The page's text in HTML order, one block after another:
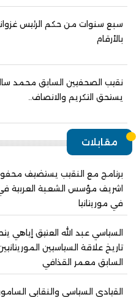
سبع سنوات من حكم الرئيس
بالأرقام
نقيب الصحفيين السابق محمد
يستحق التكريم والانصاف..
مقابلات
برنامج مع النقيب يستضيف
اشريف مؤسس الشعبة العربية
في موريتانيا
السياسي عبد الله العتيق إياهي
تاريخ علاقة السياسيين
السابق معمر القذافي
القيادي السياسي والنقابي